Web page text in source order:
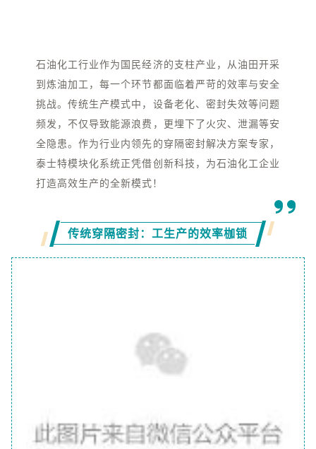
石油化工行业作为国民经济的支柱产业，从油田开采
到炼油加工，每一个环节都面临着严苛的效率与安全
挑战。传统生产模式中，设备老化、密封失效等问题
频发，不仅导致能源浪费，更埋下了火灾、泄漏等安
全隐患。作为行业内领先的穿隔密封解决方案专家，
泰士特模块化系统正凭借创新科技，为石油化工企业
打造高效生产的全新模式！
传统穿隔密封：工生产的效率枷锁